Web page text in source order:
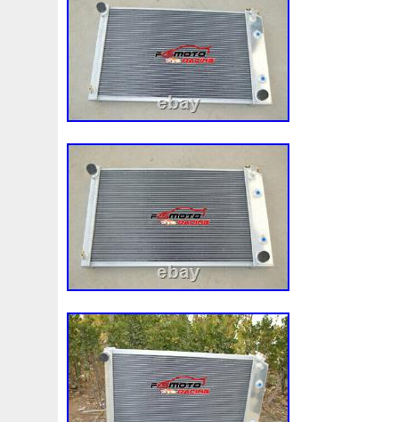
253102b970 253102y001 253103e710
253801w910 253802h600 253802y000
253860l250 253862c000 256902u000
2gm955448c 2m413m4y07 2q0121203k
3-Rows 30si 318i 320i 325i
3c0145805am 3rangée
45119ag010 45121fj000 45mm
4m1820023a 4row 50mm 52079555ab
55mm 56mm 57mm 5d11348
5q0121251gb 5q0121251gq
6c118c607ad 6g918c607m 6g918c607p
6r0121217a 6r0145805h 6r0959455e
7h0121253k 7l0121203b 7l0121203g
7l0959455g 7l0965561k 7l6121253c